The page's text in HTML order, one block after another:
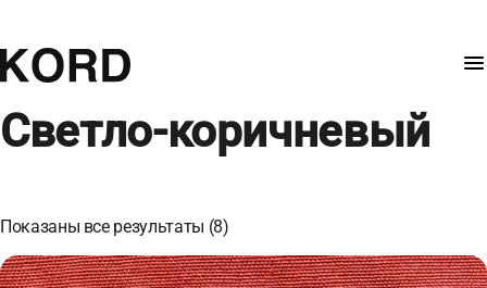
Светло-коричневый
Показаны все результаты (8)